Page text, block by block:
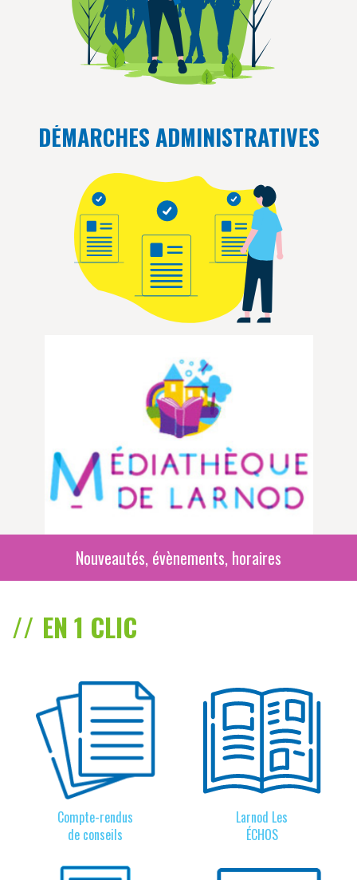
DÉMARCHES ADMINISTRATIVES
Nouveautés, évènements, horaires
EN 1 CLIC
Compte-rendus
de conseils
Larnod Les
ÉCHOS